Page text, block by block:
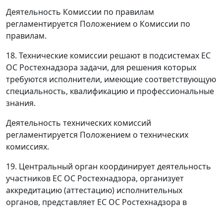
Деятельность Комиссии по правилам
регламентируется Положением о Комиссии по
правилам.
18. Технические комиссии решают в подсистемах ЕС
ОС Ростехнадзора задачи, для решения которых
требуются исполнители, имеющие соответствующую
специальность, квалификацию и профессиональные
знания.
Деятельность технических комиссий
регламентируется Положением о технических
комиссиях.
19. Центральный орган координирует деятельность
участников ЕС ОС Ростехнадзора, организует
аккредитацию (аттестацию) исполнительных
органов, представляет ЕС ОС Ростехнадзора в